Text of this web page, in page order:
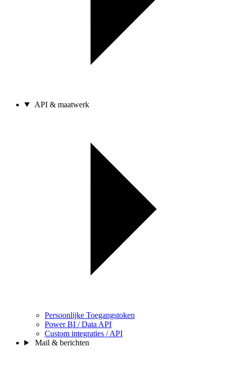
API & maatwerk
Persoonlijke Toegangstoken
Power BI / Data API
Custom integraties / API
Mail & berichten